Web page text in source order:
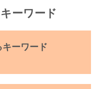
ーワード
ーワード